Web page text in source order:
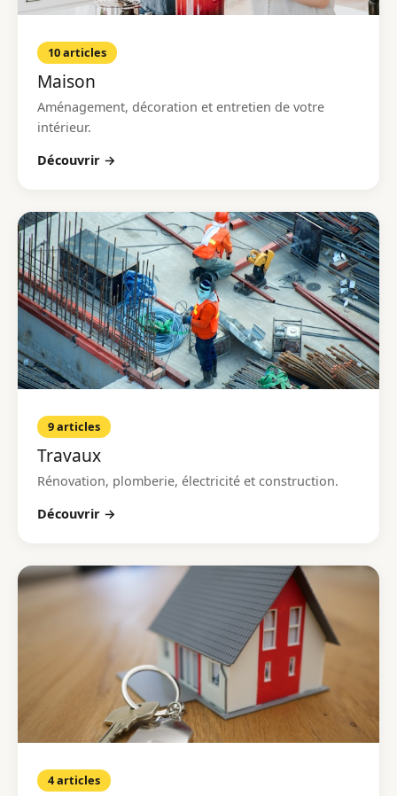
10 articles
Maison
Aménagement, décoration et entretien de votre
intérieur.
Découvrir →
9 articles
Travaux
Rénovation, plomberie, électricité et construction.
Découvrir →
4 articles